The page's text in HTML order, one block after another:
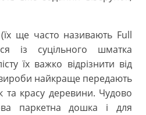
ще часто називають Full
із суцільного шматка
їх важко відрізнити від
найкраще передають
та красу деревини. Чудово
паркетна дошка і для